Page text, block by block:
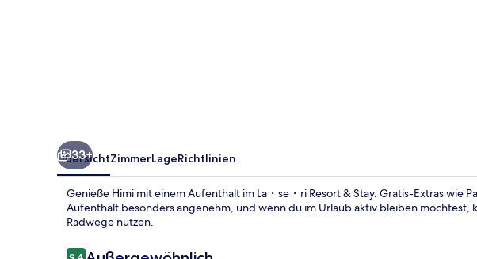
33+
ÜbersichtZimmerLageRichtlinien
Genieße Himi mit einem Aufenthalt im La・se・ri Resort & Stay. Gratis-Extras wie
Aufenthalt besonders angenehm, und wenn du im Urlaub aktiv bleiben möchtest,
Radwege nutzen.
Bewertungen